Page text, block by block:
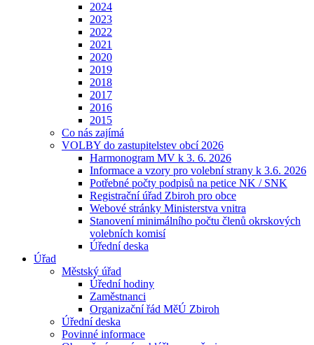
2024
2023
2022
2021
2020
2019
2018
2017
2016
2015
Co nás zajímá
VOLBY do zastupitelstev obcí 2026
Harmonogram MV k 3. 6. 2026
Informace a vzory pro volební strany k 3.6. 2026
Potřebné počty podpisů na petice NK / SNK
Registrační úřad Zbiroh pro obce
Webové stránky Ministerstva vnitra
Stanovení minimálního počtu členů okrskových
volebních komisí
Úřední deska
Úřad
Městský úřad
Úřední hodiny
Zaměstnanci
Organizační řád MěÚ Zbiroh
Úřední deska
Povinné informace